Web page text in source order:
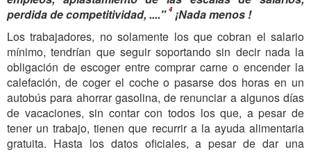
perdida de competitividad, ...." 4 ¡Nada menos !
Los trabajadores, no solamente los que cobran el salario
mínimo, tendrían que seguir soportando sin decir nada la
obligación de escoger entre comprar carne o encender la
calefación, de coger el coche o pasarse dos horas en un
autobús para ahorrar gasolina, de renunciar a algunos días
de vacaciones, sin contar con todos los que, a pesar de
tener un trabajo, tienen que recurrir a la ayuda alimentaria
gratuita. Hasta los datos oficiales, a pesar de dar una